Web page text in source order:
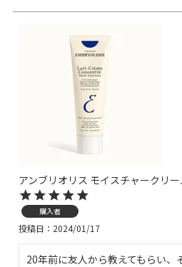
アンブリオリス モイスチャークリ
購入者
投稿日 2024/01/17
20年前に友人から教えてもらい、